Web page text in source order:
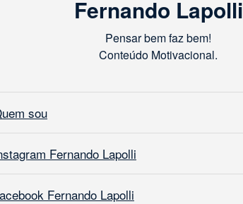
Fernando Lapolli
Pensar bem faz bem!
Conteúdo Motivacional.
sou
Fernando Lapolli
Fernando Lapolli